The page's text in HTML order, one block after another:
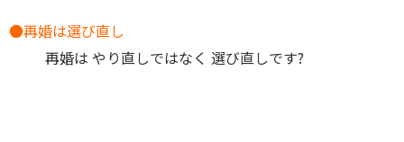
●再婚は選び直し
再婚は やり直しではなく 選び直しです?